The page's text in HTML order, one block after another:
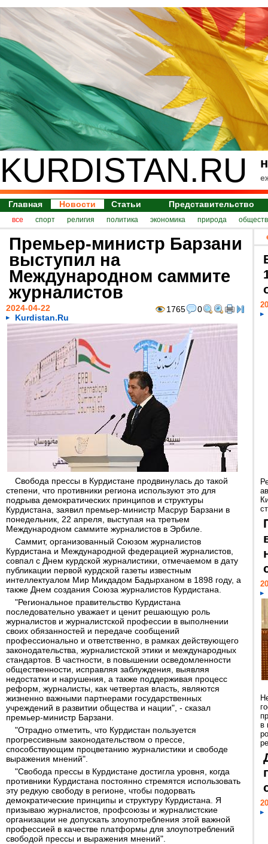
KURDISTAN.RU
Главная Новости Статьи Представительство
все спорт религия политика экономика природа
Премьер-министр Барзани
выступил на
Международном саммите
журналистов
1765 0
2024-04-22
Kurdistan.Ru
Свобода прессы в Курдистане продвинулась до такой
степени, что противники региона используют это для
подрыва демократических принципов и структуры
Курдистана, заявил премьер-министр Масрур Барзани в
понедельник, 22 апреля, выступая на третьем
Международном саммите журналистов в Эрбиле.
Саммит, организованный Союзом журналистов
Курдистана и Международной федерацией журналистов,
совпал с Днем курдской журналистики, отмечаемом в дату
публикации первой курдской газеты известным
интеллектуалом Мир Микдадом Бадырханом в 1898 году, а
также Днем создания Союза журналистов Курдистана.
"Региональное правительство Курдистана
последовательно уважает и ценит решающую роль
журналистов и журналистской профессии в выполнении
своих обязанностей и передаче сообщений
профессионально и ответственно, в рамках действующего
законодательства, журналистской этики и международных
стандартов. В частности, в повышении осведомленности
общественности, исправляя заблуждения, выявляя
недостатки и нарушения, а также поддерживая процесс
реформ, журналисты, как четвертая власть, являются
жизненно важными партнерами государственных
учреждений в развитии общества и нации", - сказал
премьер-министр Барзани.
"Отрадно отметить, что Курдистан пользуется
прогрессивным законодательством о прессе,
способствующим процветанию журналистики и свободе
выражения мнений".
"Свобода прессы в Курдистане достигла уровня, когда
противники Курдистана постоянно стремятся использовать
эту редкую свободу в регионе, чтобы подорвать
демократические принципы и структуру Курдистана. Я
призываю журналистов, профсоюзы и журналистские
организации не допускать злоупотребления этой важной
профессией в качестве платформы для злоупотреблений
свободой прессы и выражения мнений".
в